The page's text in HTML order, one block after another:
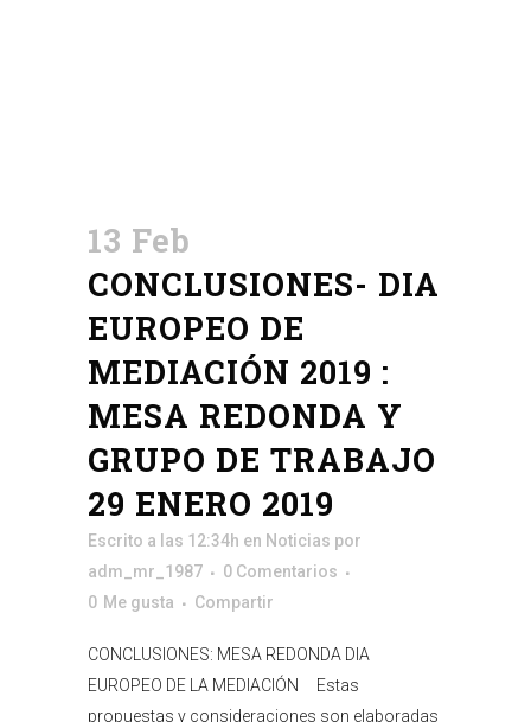
13 Feb
CONCLUSIONES- DIA
EUROPEO DE
MEDIACIÓN 2019 :
MESA REDONDA Y
GRUPO DE TRABAJO
29 ENERO 2019
Escrito a las 12:34h en Noticias por
adm_mr_1987
0 Comentarios
0 Me gusta Compartir
CONCLUSIONES: MESA REDONDA DIA
EUROPEO DE LA MEDIACIÓN Estas
propuestas y consideraciones son elaboradas